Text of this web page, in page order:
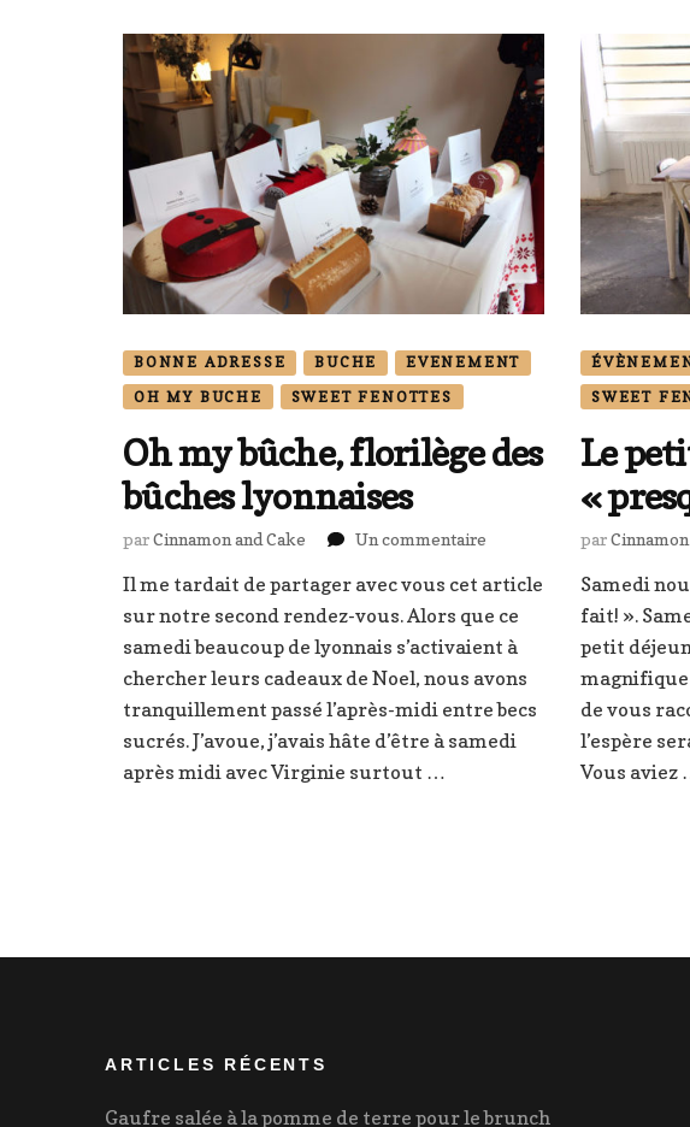
BONNE ADRESSE BUCHE
EVENEMENT
OH MY BUCHE
SWEET FENOTTES
Oh my bûche, florilège des
bûches lyonnaises
parCinnamon and Cake Un commentaire
my
bûche,
florilège
bûches
lyonnaises
Il me tardait de partager avec vous cet article
sur notre second rendez-vous. Alors que ce
samedi beaucoup de lyonnais s’activaient à
chercher leurs cadeaux de Noel, nous avons
tranquillement passé l’après-midi entre becs
sucrés. J’avoue, j’avais hâte d’être à samedi
après midi avec Virginie surtout …
SWEET
Le
«
par
Samedi
fait! ».
petit
magnifique
de vous
l’espère
Vous aviez
ARTICLES RÉCENTS
Gaufre salée à la pomme de terre pour le brunch